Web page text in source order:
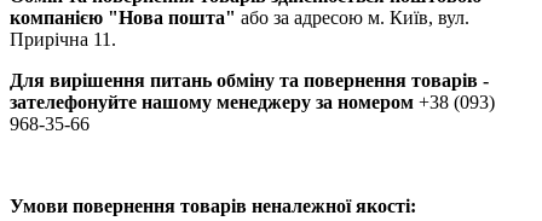
компанією "Нова пошта" або за адресою м. Київ, вул.
Прирічна 11.
Для вирішення питань обміну та повернення товарів -
зателефонуйте нашому менеджеру за номером +38 (093)
968-35-66
Умови повернення товарів неналежної якості: